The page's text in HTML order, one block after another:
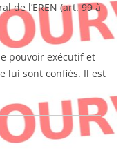
de l’EREN (art. 99 à
pouvoir exécutif et
lui sont confiés. Il est